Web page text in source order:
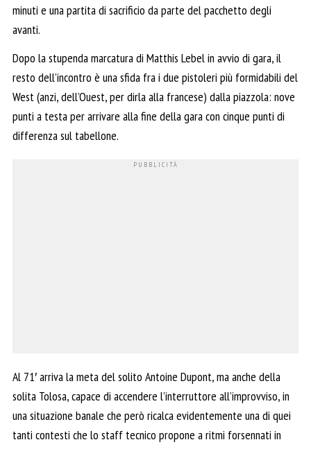
minuti e una partita di sacrificio da parte del pacchetto degli
avanti.
Dopo la stupenda marcatura di Matthis Lebel in avvio di gara, il
resto dell’incontro è una sfida fra i due pistoleri più formidabili del
West (anzi, dell’Ouest, per dirla alla francese) dalla piazzola: nove
punti a testa per arrivare alla fine della gara con cinque punti di
differenza sul tabellone.
Al 71′ arriva la meta del solito Antoine Dupont, ma anche della
solita Tolosa, capace di accendere l’interruttore all’improvviso, in
una situazione banale che però ricalca evidentemente una di quei
tanti contesti che lo staff tecnico propone a ritmi forsennati in